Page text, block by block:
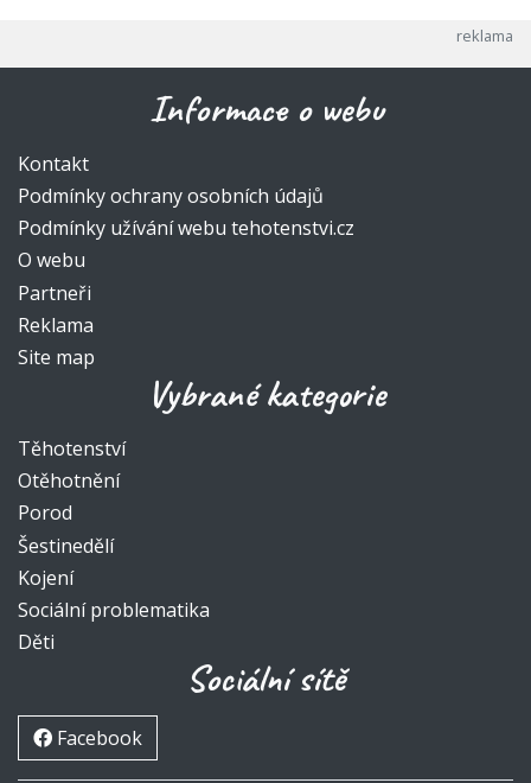
Informace o webu
Kontakt
Podmínky ochrany osobních údajů
Podmínky užívání webu tehotenstvi.cz
O webu
Partneři
Reklama
Site map
Vybrané kategorie
Těhotenství
Otěhotnění
Porod
Šestinedělí
Kojení
Sociální problematika
Děti
Sociální sítě
Facebook